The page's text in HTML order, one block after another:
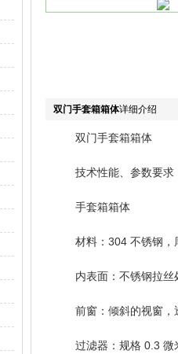
双门手套箱箱体详细介绍
双门手套箱箱体
技术性能、参数要求
手套箱箱体
材料：304 不锈钢，
内表面：不锈钢拉丝
前窗：倾斜的视窗
过滤器：规格 0.3 微